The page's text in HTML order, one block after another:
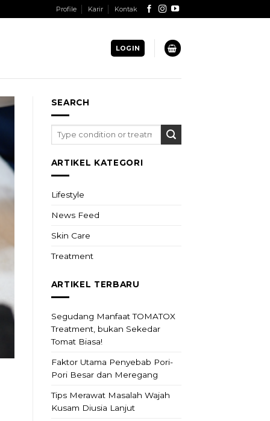
Profile Karir Kontak
LOGIN
SEARCH
ARTIKEL KATEGORI
Lifestyle
News Feed
Skin Care
Treatment
ARTIKEL TERBARU
Segudang Manfaat TOMATOX
Treatment, bukan Sekedar
Tomat Biasa!
Faktor Utama Penyebab Pori-
Pori Besar dan Meregang
Tips Merawat Masalah Wajah
Kusam Diusia Lanjut